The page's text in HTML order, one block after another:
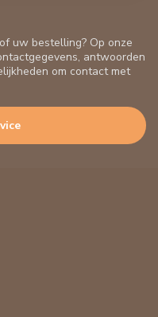
uw bestelling? Op onze
antwoorden
om contact met